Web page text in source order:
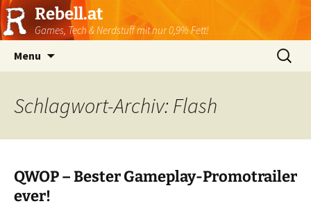
Rebell.at
Games, Tech & Nerdstuff mit nur 0,9% Fett!
Menu
Suchen
nach:
Schlagwort-Archiv: Flash
QWOP – Bester Gameplay-Promotrailer
ever!